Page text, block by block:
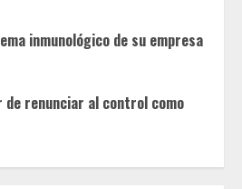
inmunológico de su empresa
de renunciar al control como